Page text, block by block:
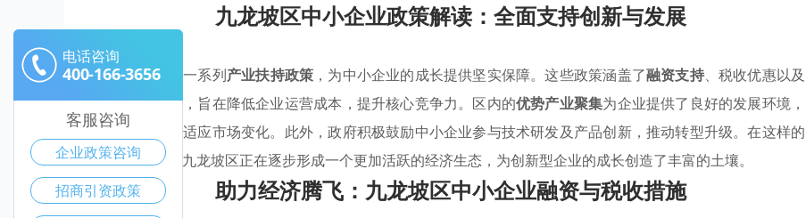
九龙坡区中小企业政策解读：全面支持创新与发展
九龙坡区通过一系列产业扶持政策 ，为中小企业的成长提供坚实保障。这些政策涵盖了融资支持、税收优惠以及
技术创新指导，旨在降低企业运营成本，提升核心竞争力。区内的优势产业聚集为企业提供了良好的发展环境，
使其能够迅速适应市场变化。此外，政府积极鼓励中小企业参与技术研发及产品创新，推动转型升级。在这样的
政策驱动下，九龙坡区正在逐步形成一个更加活跃的经济生态，为创新型企业的成长创造了丰富的土壤。
助力经济腾飞：九龙坡区中小企业融资与税收措施
电话咨询
400-166-3656
客服咨询
企业政策咨询
招商引资政策